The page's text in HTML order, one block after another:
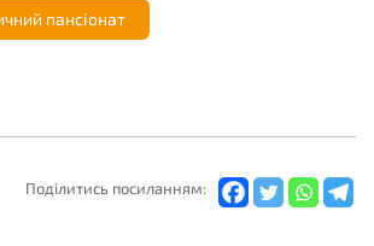
пансіонат
Подiлитись посиланням: